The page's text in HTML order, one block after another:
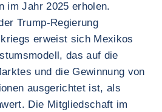
im Jahr 2025 erholen.
Trump-Regierung
erweist sich Mexikos
das auf die
und die Gewinnung von
ausgerichtet ist, als
Die Mitgliedschaft im